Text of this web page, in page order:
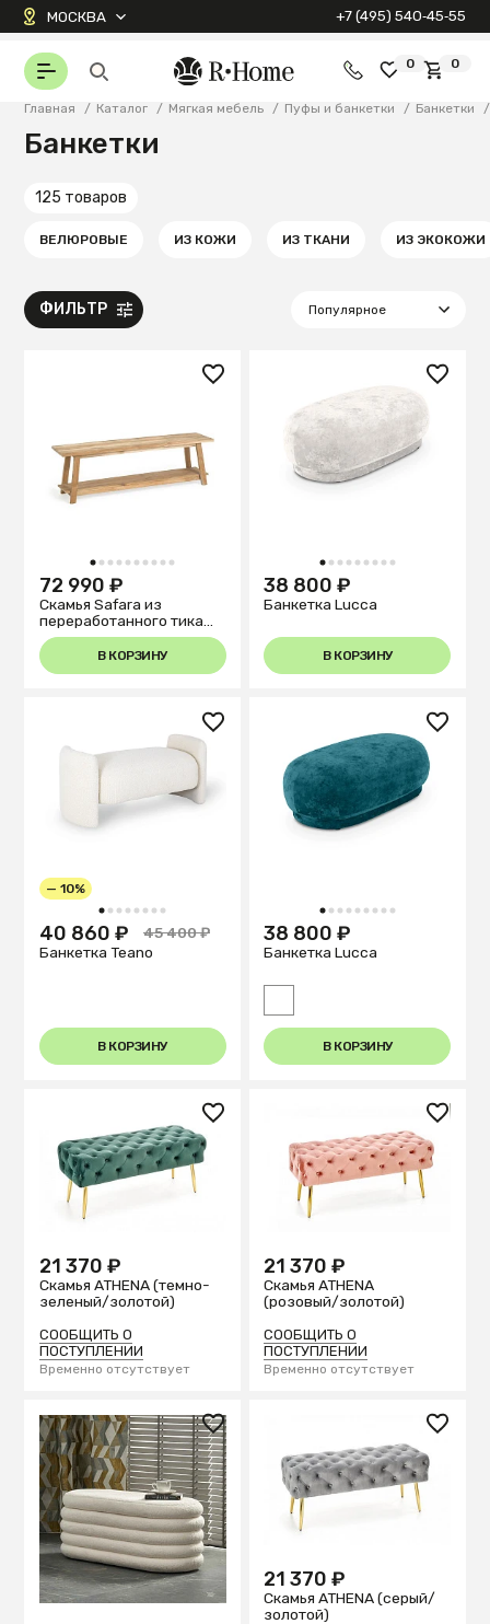
МОСКВА +7 (495) 540‑45‑55
0 0
Главная / Каталог / Мягкая мебель / Пуфы и банкетки / Банкетки /
Банкетки
125 товаров
ВЕЛЮРОВЫЕ ИЗ КОЖИ ИЗ ТКАНИ ИЗ ЭКОКОЖИ
ФИЛЬТР
1 2 3 4 5 6 7 8 9 10
72 990 ₽
Скамья Safara из
переработанного тика
150 см
В КОРЗИНУ
1 2 3 4 5 6 7 8 9
38 800 ₽
Банкетка Lucca
В КОРЗИНУ
1 2 3 4 5 6 7 8
— 10%
40 860 ₽
45 400 ₽
Банкетка Teano
В КОРЗИНУ
1 2 3 4 5 6 7 8 9
38 800 ₽
Банкетка Lucca
В КОРЗИНУ
21 370 ₽
Скамья ATHENA (темно-
зеленый/золотой)
СООБЩИТЬ О
ПОСТУПЛЕНИИ
Временно отсутствует
21 370 ₽
Скамья ATHENA
(розовый/золотой)
СООБЩИТЬ О
ПОСТУПЛЕНИИ
Временно отсутствует
21 370 ₽
Скамья ATHENA (серый/
золотой)